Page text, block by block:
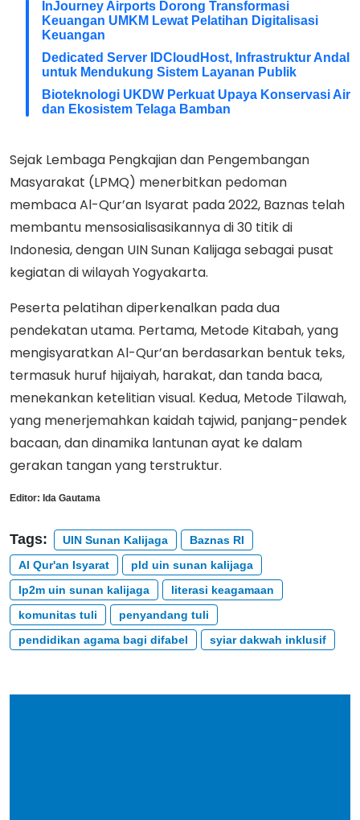
InJourney Airports Dorong Transformasi
Keuangan UMKM Lewat Pelatihan Digitalisasi
Keuangan
Dedicated Server IDCloudHost, Infrastruktur Andal
untuk Mendukung Sistem Layanan Publik
Bioteknologi UKDW Perkuat Upaya Konservasi Air
dan Ekosistem Telaga Bamban
Sejak Lembaga Pengkajian dan Pengembangan
Masyarakat (LPMQ) menerbitkan pedoman
membaca Al-Qur’an Isyarat pada 2022, Baznas telah
membantu mensosialisasikannya di 30 titik di
Indonesia, dengan UIN Sunan Kalijaga sebagai pusat
kegiatan di wilayah Yogyakarta.
Peserta pelatihan diperkenalkan pada dua
pendekatan utama. Pertama, Metode Kitabah, yang
mengisyaratkan Al-Qur’an berdasarkan bentuk teks,
termasuk huruf hijaiyah, harakat, dan tanda baca,
menekankan ketelitian visual. Kedua, Metode Tilawah,
yang menerjemahkan kaidah tajwid, panjang-pendek
bacaan, dan dinamika lantunan ayat ke dalam
gerakan tangan yang terstruktur.
Editor: Ida Gautama
Tags: UIN Sunan Kalijaga
Baznas RI
Al Qur'an Isyarat
pld uin sunan kalijaga
lp2m uin sunan kalijaga
literasi keagamaan
komunitas tuli
penyandang tuli
pendidikan agama bagi difabel
syiar dakwah inklusif